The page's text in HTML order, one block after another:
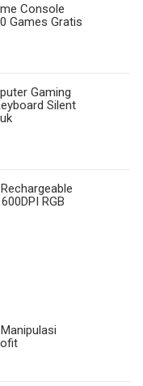
Console
Games Gratis
Gaming
Silent
RGB